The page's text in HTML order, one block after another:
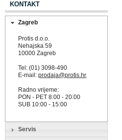
KONTAKT
Zagreb
Protis d.o.o.
Nehajska 59
10000 Zagreb
Tel: (01) 3098-490
E-mail:prodaja@protis.hr
Radno vrijeme:
PON - PET 8:00 - 20:00
SUB 10:00 - 15:00
Servis